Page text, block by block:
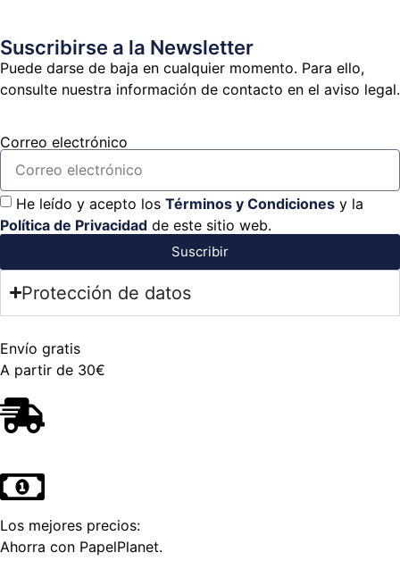
Suscribirse a la Newsletter
Puede darse de baja en cualquier momento. Para ello,
consulte nuestra información de contacto en el aviso legal.
Correo electrónico
He leído y acepto los Términos y Condiciones y la
Política de Privacidad de este sitio web.
Suscribir
Protección de datos
Envío gratis
A partir de 30€
Los mejores precios:
Ahorra con PapelPlanet.